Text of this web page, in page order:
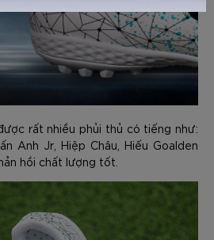
rất nhiều phủi thủ có tiếng như:
Anh Jr, Hiệp Châu, Hiếu Goalden
hồi chất lượng tốt.
HỦY